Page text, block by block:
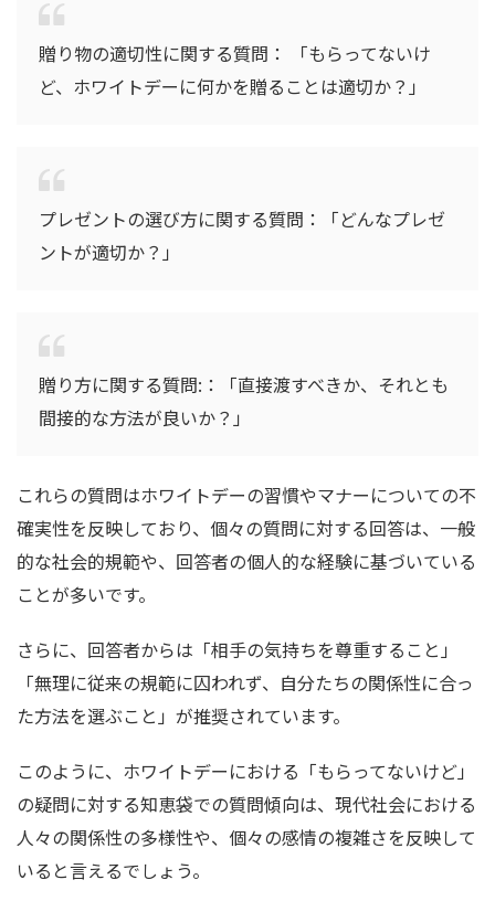
贈り物の適切性に関する質問： 「もらってないけ
ど、ホワイトデーに何かを贈ることは適切か？」
プレゼントの選び方に関する質問：「どんなプレゼ
ントが適切か？」
贈り方に関する質問:：「直接渡すべきか、それとも
間接的な方法が良いか？」
これらの質問はホワイトデーの習慣やマナーについての不
確実性を反映しており、個々の質問に対する回答は、一般
的な社会的規範や、回答者の個人的な経験に基づいている
ことが多いです。
さらに、回答者からは「相手の気持ちを尊重すること」
「無理に従来の規範に囚われず、自分たちの関係性に合っ
た方法を選ぶこと」が推奨されています。
このように、ホワイトデーにおける「もらってないけど」
の疑問に対する知恵袋での質問傾向は、現代社会における
人々の関係性の多様性や、個々の感情の複雑さを反映して
いると言えるでしょう。